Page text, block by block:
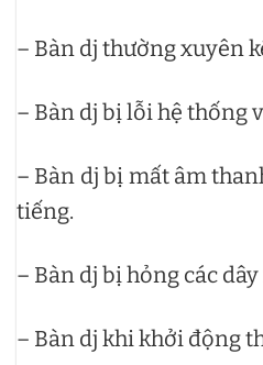
– Bàn dj thường xuyên
– Bàn dj bị lỗi hệ thống
– Bàn dj bị mất âm
tiếng.
– Bàn dj bị hỏng các
– Bàn dj khi khởi động